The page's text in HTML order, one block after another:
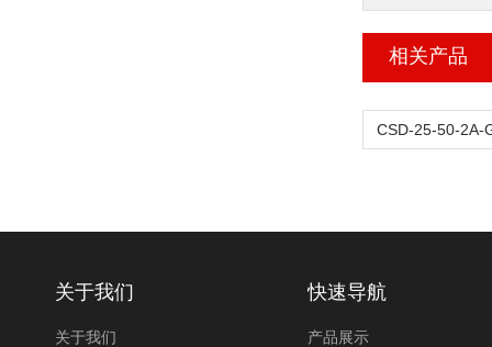
相关产品
关于我们
关于我们
快速导航
产品展示